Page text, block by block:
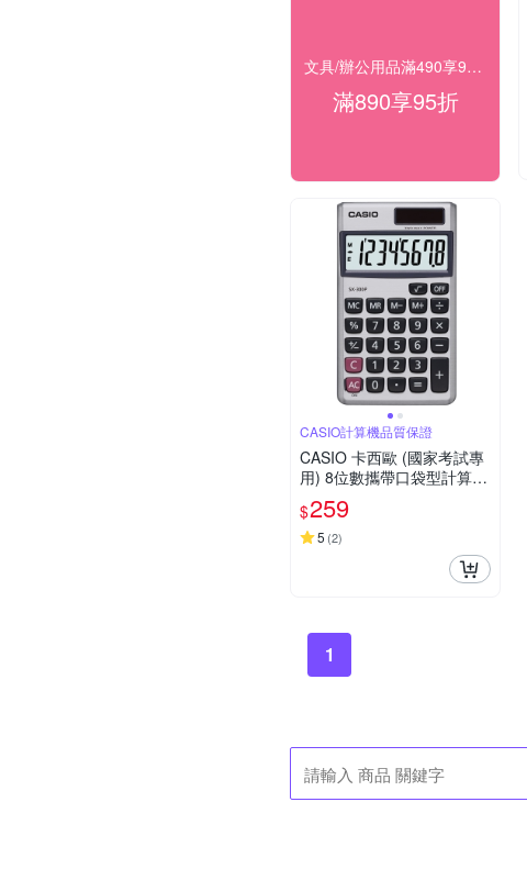
文具/辦公用品滿490享98折，滿890享95折
滿890享95折
CASIO計算機品質保證
CASIO 卡西歐 (國家考試專
用) 8位數攜帶口袋型計算機
SX-300P
$259
5 (2)
1